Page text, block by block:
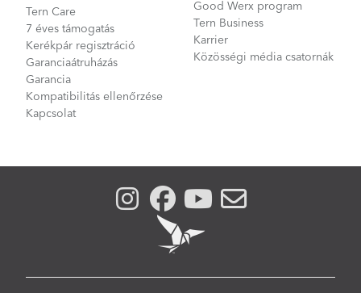
Tern Care
7 éves támogatás
Kerékpár regisztráció
Garanciaátruházás
Garancia
Kompatibilitás ellenőrzése
Kapcsolat
Good Werx program
Tern Business
Karrier
Közösségi média csatornák